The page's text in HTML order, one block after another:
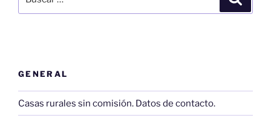
por:
GENERAL
Casas rurales sin comisión. Datos de contacto.